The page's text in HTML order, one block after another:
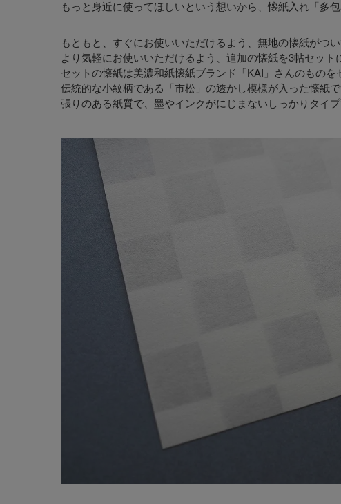
もっと身近に使ってほしいという想いから、懐紙入れ「多包
もともと、すぐにお使いいただけるよう、無地の懐紙がつい
より気軽にお使いいただけるよう、追加の懐紙を3帖セット
セットの懐紙は美濃和紙懐紙ブランド「KAI」さんのものを
伝統的な小紋柄である「市松」の透かし模様が入った懐紙で
張りのある紙質で、墨やインクがにじまないしっかりタイプ